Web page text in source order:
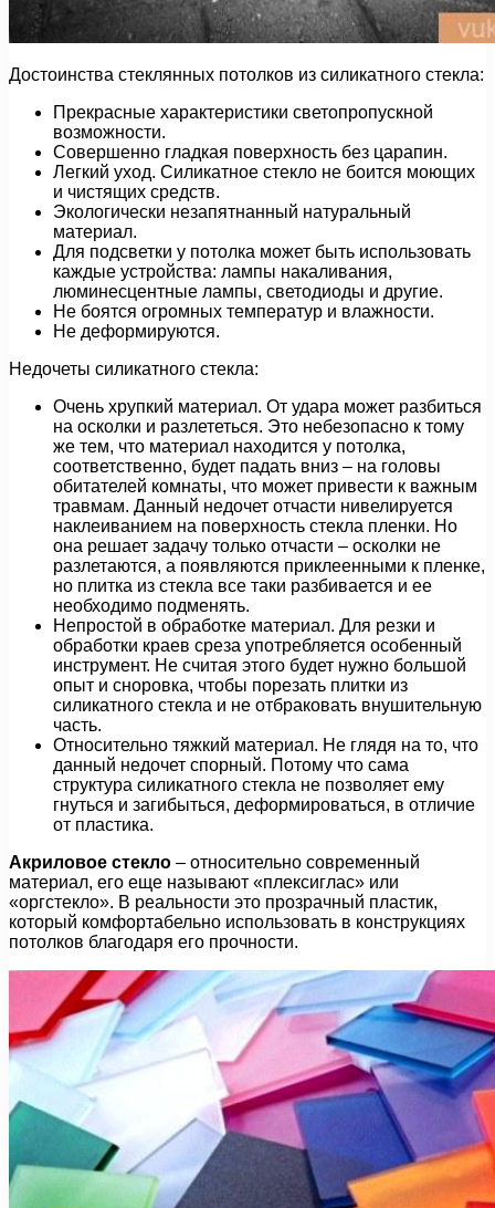
Достоинства стеклянных потолков из силикатного стекла:
Прекрасные характеристики светопропускной
возможности.
Совершенно гладкая поверхность без царапин.
Легкий уход. Силикатное стекло не боится моющих
и чистящих средств.
Экологически незапятнанный натуральный
материал.
Для подсветки у потолка может быть использовать
каждые устройства: лампы накаливания,
люминесцентные лампы, светодиоды и другие.
Не боятся огромных температур и влажности.
Не деформируются.
Недочеты силикатного стекла:
Очень хрупкий материал. От удара может разбиться
на осколки и разлететься. Это небезопасно к тому
же тем, что материал находится у потолка,
соответственно, будет падать вниз – на головы
обитателей комнаты, что может привести к важным
травмам. Данный недочет отчасти нивелируется
наклеиванием на поверхность стекла пленки. Но
она решает задачу только отчасти – осколки не
разлетаются, а появляются приклеенными к пленке,
но плитка из стекла все таки разбивается и ее
необходимо подменять.
Непростой в обработке материал. Для резки и
обработки краев среза употребляется особенный
инструмент. Не считая этого будет нужно большой
опыт и сноровка, чтобы порезать плитки из
силикатного стекла и не отбраковать внушительную
часть.
Относительно тяжкий материал. Не глядя на то, что
данный недочет спорный. Потому что сама
структура силикатного стекла не позволяет ему
гнуться и загибыться, деформироваться, в отличие
от пластика.
Акриловое стекло – относительно современный
материал, его еще называют «плексиглас» или
«оргстекло». В реальности это прозрачный пластик,
который комфортабельно использовать в конструкциях
потолков благодаря его прочности.